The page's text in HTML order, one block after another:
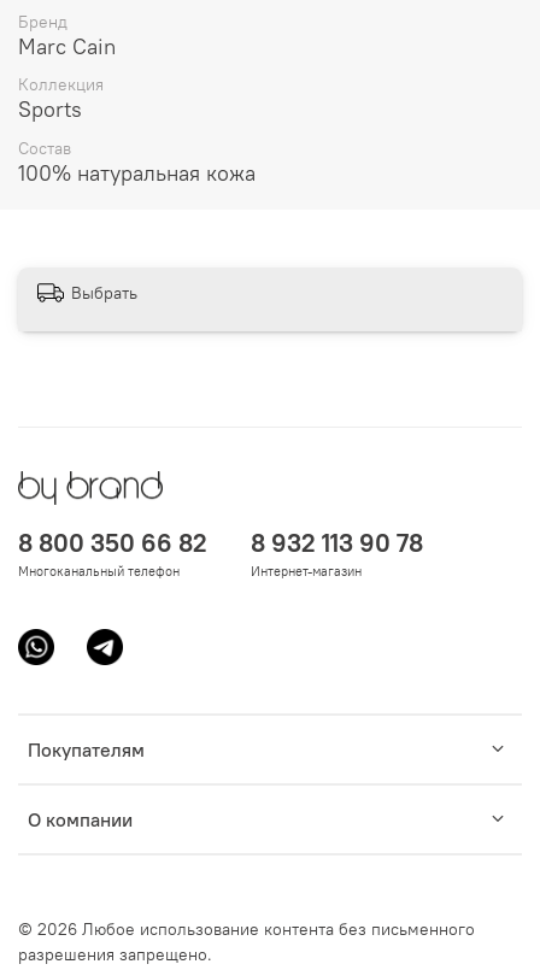
Бренд
Marc Cain
Коллекция
Sports
Состав
100% натуральная кожа
Выбрать
Покупателям
О компании
8 800 350 66 82
Многоканальный телефон
8 932 113 90 78
Интернет-магазин
© 2026 Любое использование контента без письменного
разрешения запрещено.